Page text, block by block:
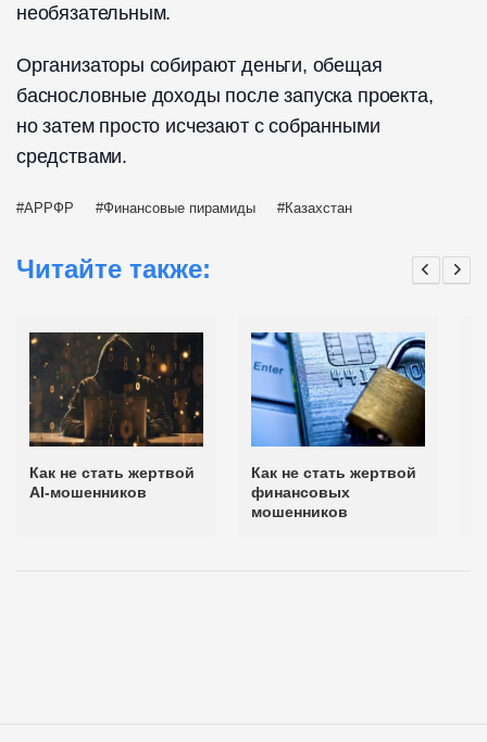
необязательным.
Организаторы собирают деньги, обещая
баснословные доходы после запуска проекта,
но затем просто исчезают с собранными
средствами.
АРРФР Финансовые пирамиды Казахстан
Читайте также:
Как не стать жертвой
AI-мошенников
Как не стать жертвой
финансовых
мошенников